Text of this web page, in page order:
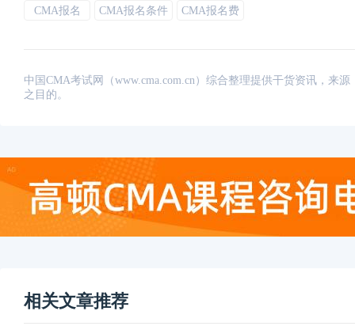
CMA报名 CMA报名条件 CMA报名费
中国CMA考试网（www.cma.com.cn）综合整理提供干货资讯，来
之目的。
相关文章推荐